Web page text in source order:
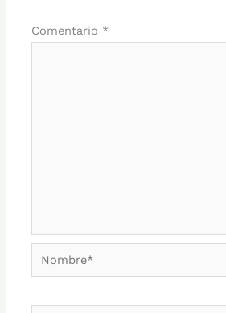
Comentario *
Nombre*